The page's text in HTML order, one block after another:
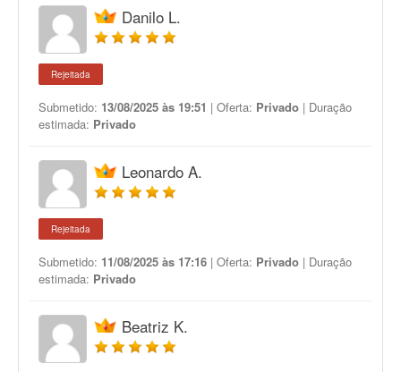
Danilo L.
Rejeitada
Submetido: 13/08/2025 às 19:51 | Oferta: Privado | Duração
estimada: Privado
Leonardo A.
Rejeitada
Submetido: 11/08/2025 às 17:16 | Oferta: Privado | Duração
estimada: Privado
Beatriz K.